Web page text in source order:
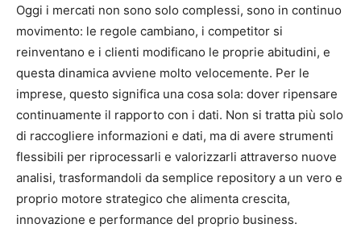
Oggi i mercati non sono solo complessi, sono in continuo
movimento: le regole cambiano, i competitor si
reinventano e i clienti modificano le proprie abitudini, e
questa dinamica avviene molto velocemente. Per le
imprese, questo significa una cosa sola: dover ripensare
continuamente il rapporto con i dati. Non si tratta più solo
di raccogliere informazioni e dati, ma di avere strumenti
flessibili per riprocessarli e valorizzarli attraverso nuove
analisi, trasformandoli da semplice repository a un vero e
proprio motore strategico che alimenta crescita,
innovazione e performance del proprio business.